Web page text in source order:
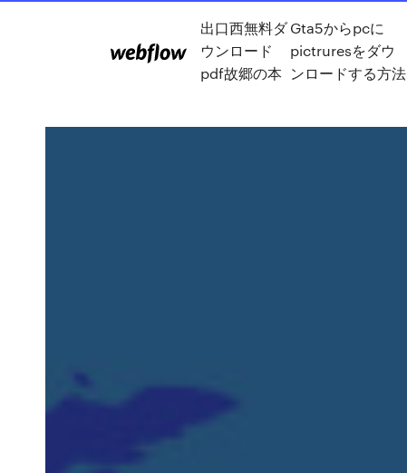
出口西無料ダ
ウンロード
pdf故郷の本
Gta5からpcに
pictruresをダウ
ンロードする方法